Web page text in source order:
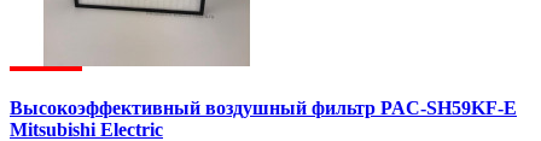
Высокоэффективный воздушный фильтр PAC-SH59KF-E
Mitsubishi Electric